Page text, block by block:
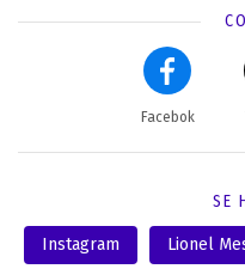
Facebok
SE
Instagram Lionel